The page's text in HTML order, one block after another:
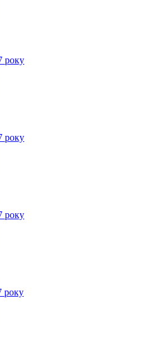
року
року
року
року